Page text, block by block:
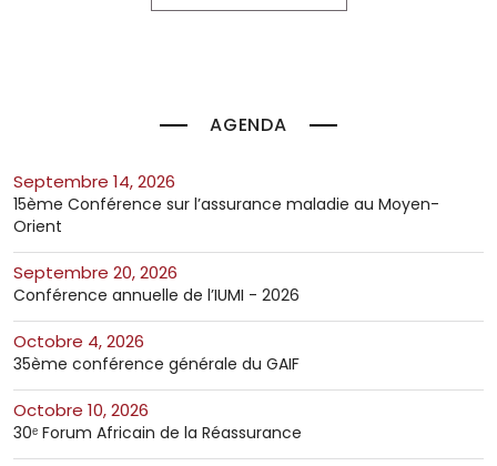
AGENDA
septembre 14, 2026
15ème Conférence sur l’assurance maladie au Moyen-
Orient
septembre 20, 2026
Conférence annuelle de l’IUMI - 2026
octobre 4, 2026
35ème conférence générale du GAIF
octobre 10, 2026
30ᵉ Forum Africain de la Réassurance